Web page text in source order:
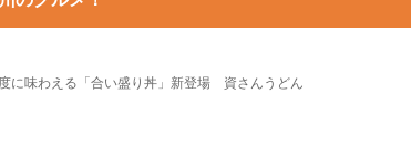
に味わえる「合い盛り丼」新登場 資さんうどん